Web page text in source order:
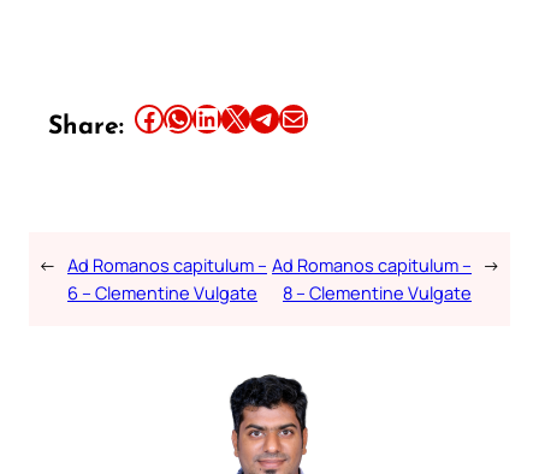
Share: Share this article on Facebook Share this article on WhatsApp Share this article on LinkedIn Share this article on X Share this article on TelegramEmail this Article
← Ad Romanos capitulum –
6 – Clementine Vulgate
Ad Romanos capitulum –
8 – Clementine Vulgate
→